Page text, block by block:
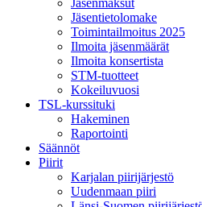
Jäsentietolomake
Toimintailmoitus 2025
Ilmoita jäsenmäärät
Ilmoita konsertista
STM-tuotteet
Kokeiluvuosi
TSL-kurssituki
Hakeminen
Raportointi
Säännöt
Piirit
Karjalan piirijärjestö
Uudenmaan piiri